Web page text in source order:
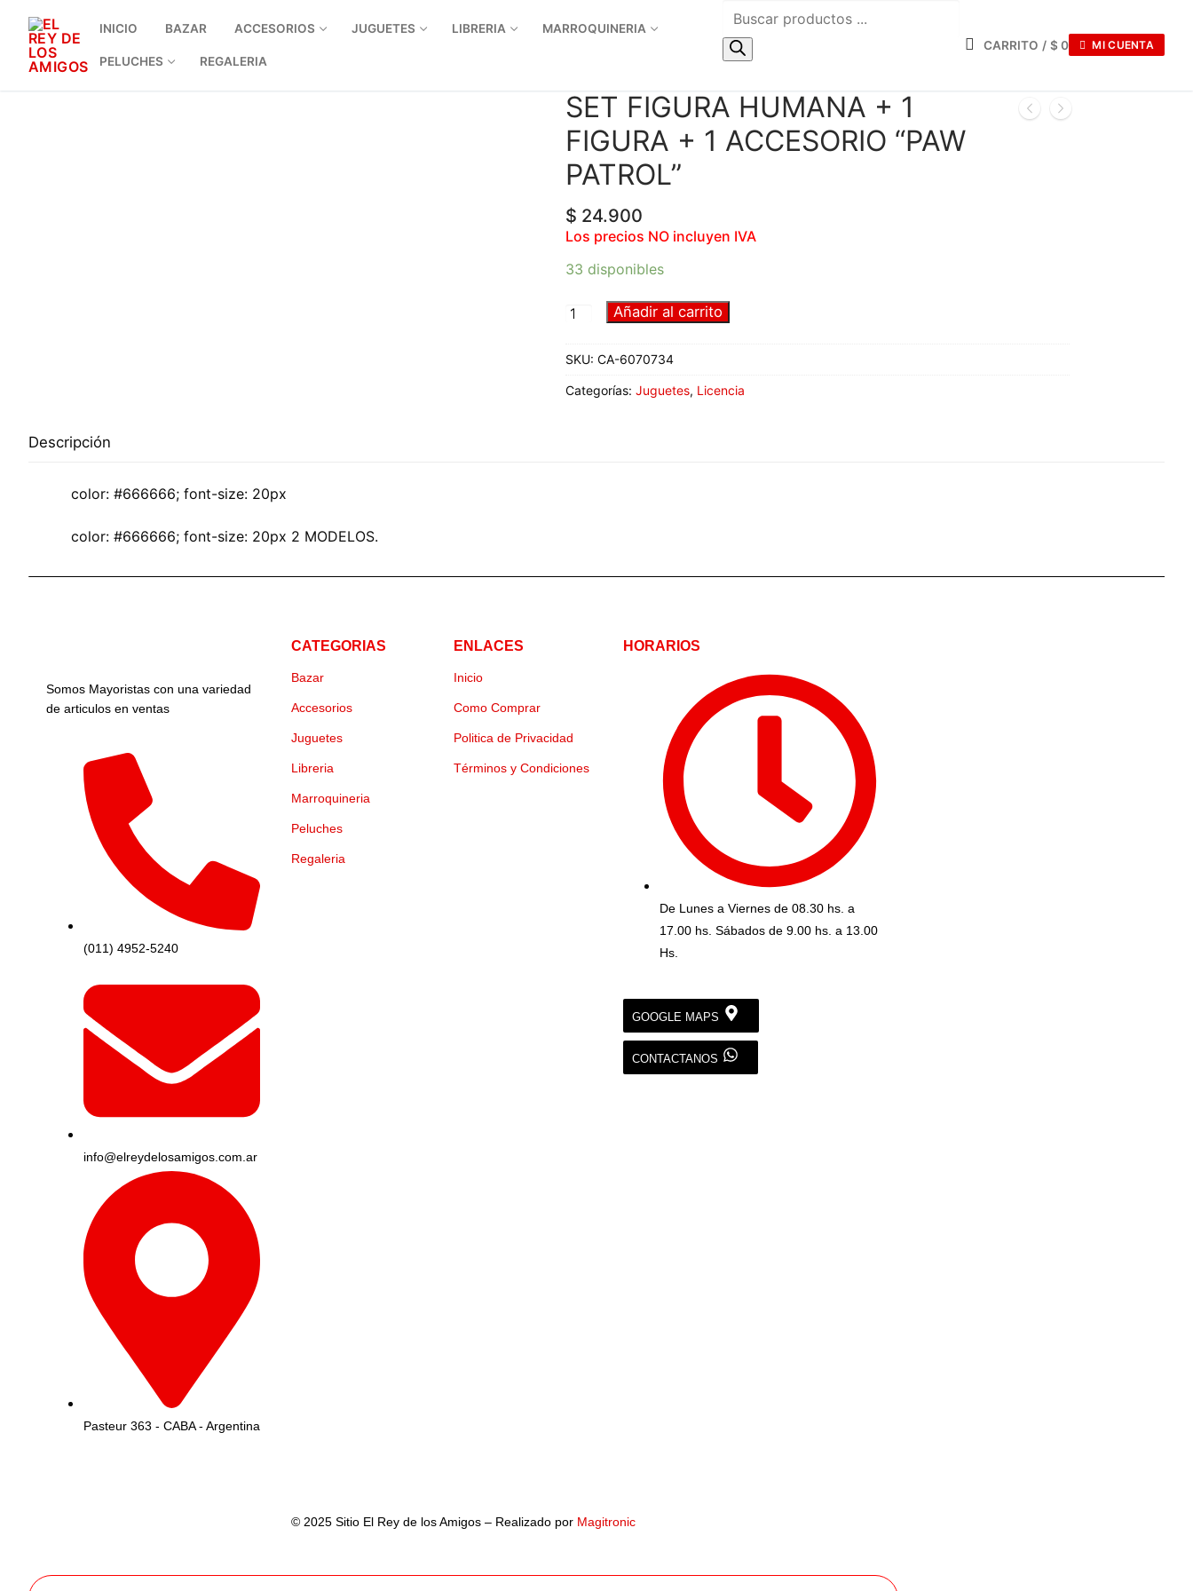
INICIO BAZAR ACCESORIOS JUGUETES LIBRERIA MARROQUINERIA
PELUCHES REGALERIA
CARRITO / $ 0 MI CUENTA
SET FIGURA HUMANA + 1
FIGURA + 1 ACCESORIO “PAW
PATROL”
$ 24.900
Los precios NO incluyen IVA
33 disponibles
Añadir al carrito
SKU: CA-6070734
Categorías: Juguetes, Licencia
Descripción
color: #666666; font-size: 20px
color: #666666; font-size: 20px 2 MODELOS.
Somos Mayoristas con una variedad
de articulos en ventas
(011) 4952-5240
info@elreydelosamigos.com.ar
Pasteur 363 - CABA - Argentina
CATEGORIAS
Bazar
Accesorios
Juguetes
Libreria
Marroquineria
Peluches
Regaleria
ENLACES
Inicio
Como Comprar
Politica de Privacidad
Términos y Condiciones
HORARIOS
De Lunes a Viernes de 08.30 hs. a
17.00 hs. Sábados de 9.00 hs. a 13.00
Hs.
GOOGLE MAPS
CONTACTANOS
© 2025 Sitio El Rey de los Amigos – Realizado por Magitronic